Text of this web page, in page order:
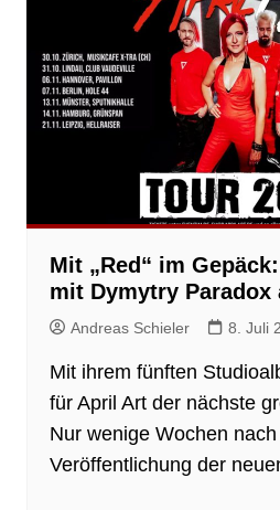
Mit „Red“ im
mit Dymytry Paradox
Andreas Schieler 8. Juli
Mit ihrem fünften
für April Art der nächste
Nur wenige Wochen
Veröffentlichung der